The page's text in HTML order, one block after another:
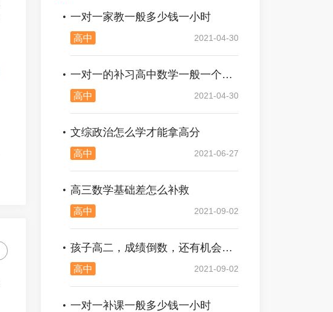
一对一家教一般多少钱一小时
高中 2021-04-30
一对一的补习高中数学一般一个小时多少钱
高中 2021-04-30
文综政治怎么学才能拿高分
高中 2021-06-27
高三数学基础差怎么补救
高中 2021-09-02
孩子高二，成绩倒数，还有机会吗？
高中 2021-09-02
一对一补课一般多少钱一小时